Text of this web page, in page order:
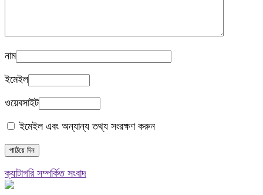
নাম
ইমেইল
ওয়েবসাইট
ইমেইল এবং অন্যান্য তথ্য সংরক্ষণ করুন
ক্যাটাগরি সম্পর্কিত সংবাদ